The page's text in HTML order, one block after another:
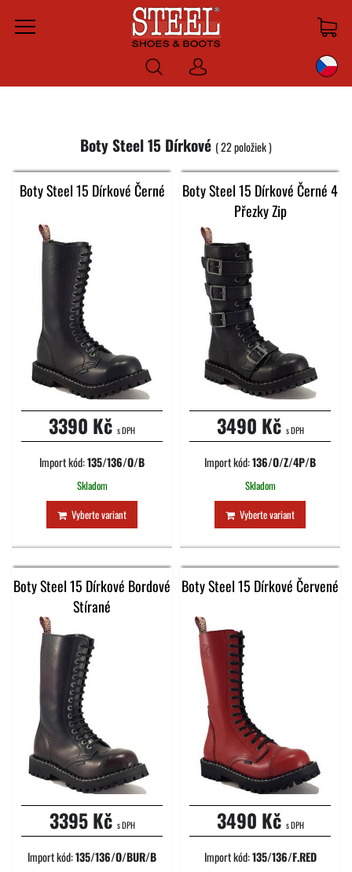
Menu
Prihlásiť
sa
Boty Steel 15 Dírkové 22položiek
Boty Steel 15 Dírkové Černé
3390 Kč s DPH
Import kód:135/136/O/B
Skladom
Vyberte variant
Boty Steel 15 Dírkové Černé 4
Přezky Zip
3490 Kč s DPH
Import kód:136/O/Z/4P/B
Skladom
Vyberte variant
Boty Steel 15 Dírkové Bordové
Stírané
3395 Kč s DPH
Import kód:135/136/O/BUR/B
Boty Steel 15 Dírkové Červené
3490 Kč s DPH
Import kód:135/136/F.RED